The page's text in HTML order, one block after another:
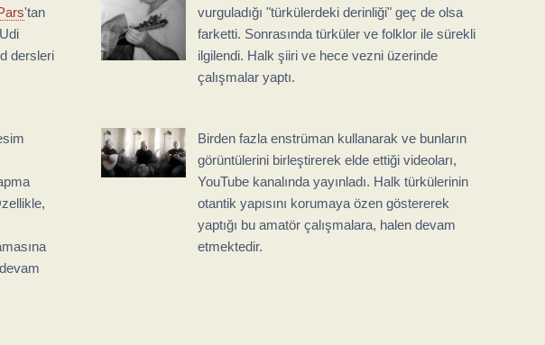
'tan
dersleri
vurguladığı "türkülerdeki derinliği" geç de olsa
farketti. Sonrasında türküler ve folklor ile sürekli
ilgilendi. Halk şiiri ve hece vezni üzerinde
çalışmalar yaptı.
Birden fazla enstrüman kullanarak ve bunların
görüntülerini birleştirerek elde ettiği videoları,
YouTube kanalında yayınladı. Halk türkülerinin
otantik yapısını korumaya özen göstererek
yaptığı bu amatör çalışmalara, halen devam
etmektedir.